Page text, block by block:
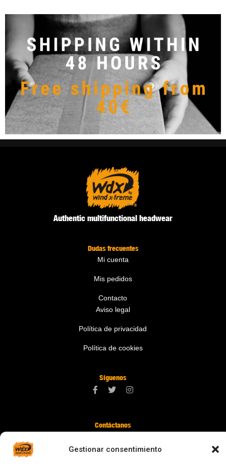
Gestionar consentimiento
Authentic multifunctional headwear
Dudas frecuentes
Mi cuenta
Mis pedidos
Contacto
Aviso legal
Política de privacidad
Política de cookies
Síguenos
Contáctanos